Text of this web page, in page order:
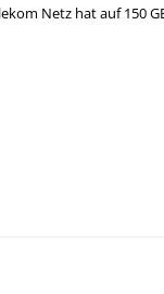
Netz hat auf 150